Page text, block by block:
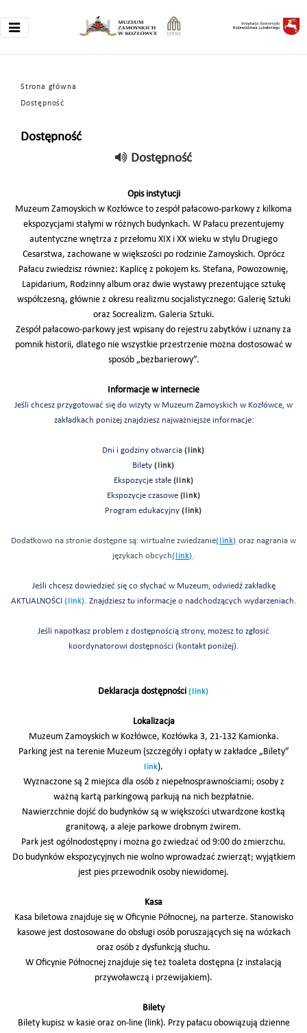
Strona główna
Dostępność
Dostępność
Dostępność
Opis instytucji
Muzeum Zamoyskich w Kozłówce to zespół pałacowo-parkowy z kilkoma
ekspozycjami stałymi w różnych budynkach. W Pałacu prezentujemy
autentyczne wnętrza z przełomu XIX i XX wieku w stylu Drugiego
Cesarstwa, zachowane w większości po rodzinie Zamoyskich. Oprócz
Pałacu zwiedzisz również: Kaplicę z pokojem ks. Stefana, Powozownię,
Lapidarium, Rodzinny album oraz dwie wystawy prezentujące sztukę
współczesną, głównie z okresu realizmu socjalistycznego: Galerię Sztuki
oraz Socrealizm. Galeria Sztuki.
Zespół pałacowo-parkowy jest wpisany do rejestru zabytków i uznany za
pomnik historii, dlatego nie wszystkie przestrzenie można dostosować w
sposób „bezbarierowy”.
Informacje w internecie
Jeśli chcesz przygotować się do wizyty w Muzeum Zamoyskich w Kozłówce, w
zakładkach poniżej znajdziesz najważniejsze informacje:
Dni i godziny otwarcia(link)
Bilety(link)
Ekspozycje stałe (link)
Ekspozycje czasowe (link)
Program edukacyjny(link)
Dodatkowo na stronie dostępne są: wirtualne zwiedzanie(link) oraz nagrania w
językach obcych(link).
Jeśli chcesz dowiedzieć się co słychać w Muzeum, odwiedź zakładkę
AKTUALNOŚCI(link). Znajdziesz tu informacje o nadchodzących wydarzeniach.
Jeśli napotkasz problem z dostępnością strony, możesz to zgłosić
koordynatorowi dostępności (kontakt poniżej).
Deklaracja dostępności(link)
Lokalizacja
Muzeum Zamoyskich w Kozłówce, Kozłówka 3, 21-132 Kamionka.
Parking jest na terenie Muzeum (szczegóły i opłaty w zakładce „Bilety”
link).
Wyznaczone są 2 miejsca dla osób z niepełnosprawnościami; osoby z
ważną kartą parkingową parkują na nich bezpłatnie.
Nawierzchnie dojść do budynków są w większości utwardzone kostką
granitową, a aleje parkowe drobnym żwirem.
Park jest ogólnodostępny i można go zwiedzać od 9:00 do zmierzchu.
Do budynków ekspozycyjnych nie wolno wprowadzać zwierząt; wyjątkiem
jest pies przewodnik osoby niewidomej.
Kasa
Kasa biletowa znajduje się w Oficynie Północnej, na parterze. Stanowisko
kasowe jest dostosowane do obsługi osób poruszających się na wózkach
oraz osób z dysfunkcją słuchu.
W Oficynie Północnej znajduje się też toaleta dostępna (z instalacją
przywoławczą i przewijakiem).
Bilety
Bilety kupisz w kasie oraz on-line (link). Przy pałacu obowiązują dzienne